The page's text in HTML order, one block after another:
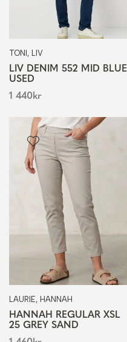
TONI, LIV
LIV DENIM 552 MID BLUE
USED
1 440kr
LAURIE, HANNAH
HANNAH REGULAR XSL
25 GREY SAND